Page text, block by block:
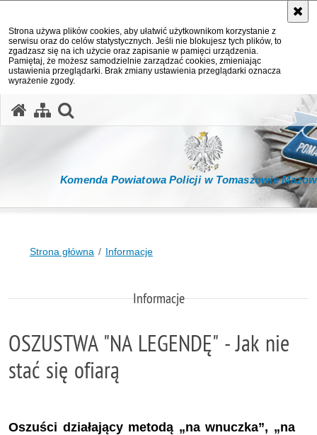
Strona używa plików cookies, aby ułatwić użytkownikom korzystanie z
serwisu oraz do celów statystycznych. Jeśli nie blokujesz tych plików, to
zgadzasz się na ich użycie oraz zapisanie w pamięci urządzenia.
Pamiętaj, że możesz samodzielnie zarządzać cookies, zmieniając
ustawienia przeglądarki. Brak zmiany ustawienia przeglądarki oznacza
wyrażenie zgody.
Komenda Powiatowa Policji w Tomaszowie
Strona główna Informacje
Informacje
OSZUSTWA "NA LEGENDĘ" - Jak nie
stać się ofiarą
Oszuści działający metodą „na wnuczka”, „na